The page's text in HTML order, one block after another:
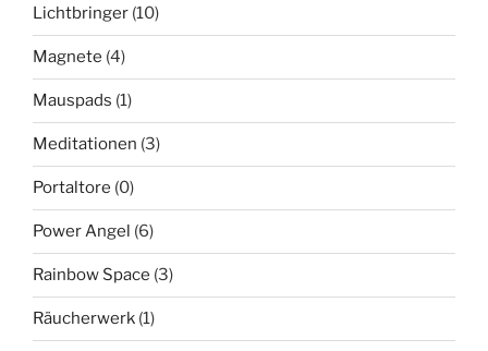
Lichtbringer (10)
Magnete (4)
Mauspads (1)
Meditationen (3)
Portaltore (0)
Power Angel (6)
Rainbow Space (3)
Räucherwerk (1)